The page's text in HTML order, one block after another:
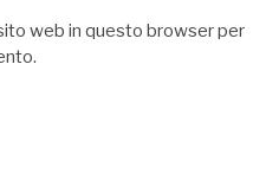
web in questo browser per